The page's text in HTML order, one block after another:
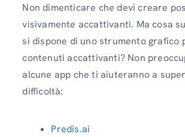
Non dimenticare che devi creare
visivamente accattivanti. Ma cosa
si dispone di uno strumento grafico
contenuti accattivanti? Non
alcune app che ti aiuteranno a
difficoltà:
Predis.ai